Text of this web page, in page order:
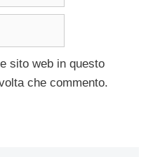
sito web in questo
che commento.